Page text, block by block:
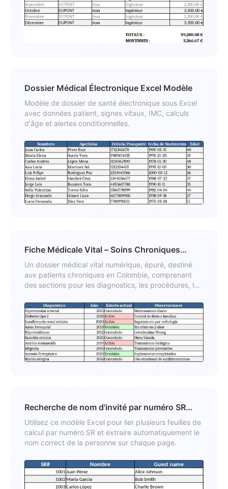
Dossier Médical Électronique Excel Modèle
Modèle de dossier de santé électronique sous Excel
avec données patient, signes vitaux, IMC, calculs
d'âge et alertes conditionnelles.
Fiche Médicale Vital – Soins Chroniques
Modèle
Un dossier médical vital numérique, épuré, destiné
aux patients chroniques en Colombie, comprenant
des sections pour les diagnostics, les procédures, les
Recherche de nom d'invité par numéro SR
Modèle
Utilisez ce modèle Excel pour lier plusieurs feuilles de
calcul par numéro SR et extraire automatiquement le
nom correct de la personne sur chaque page.